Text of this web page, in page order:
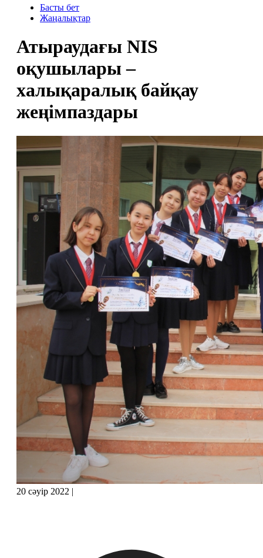
Басты бет
Жаңалықтар
Атыраудағы NIS
оқушылары –
халықаралық байқау
жеңімпаздары
20 сәуір 2022 |